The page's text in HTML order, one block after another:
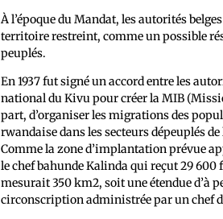
À l’époque du Mandat, les autorités
territoire restreint, comme un possible
peuplés.
En 1937 fut signé un accord entre les
national du Kivu pour créer la MIB
part, d’organiser les migrations des
rwandaise dans les secteurs dépeuplés
Comme la zone d’implantation prévue
le chef bahunde Kalinda qui reçut 29
mesurait 350 km2, soit une étendue d’à
circonscription administrée par un chef